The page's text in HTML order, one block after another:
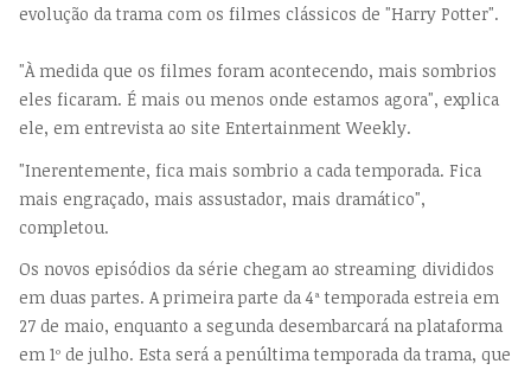
evolução da trama com os filmes clássicos de "Harry Potter".
"À medida que os filmes foram acontecendo, mais sombrios
eles ficaram. É mais ou menos onde estamos agora", explica
ele, em entrevista ao site Entertainment Weekly.
"Inerentemente, fica mais sombrio a cada temporada. Fica
mais engraçado, mais assustador, mais dramático",
completou.
Os novos episódios da série chegam ao streaming divididos
em duas partes. A primeira parte da 4ª temporada estreia em
27 de maio, enquanto a segunda desembarcará na plataforma
em 1º de julho. Esta será a penúltima temporada da trama, que